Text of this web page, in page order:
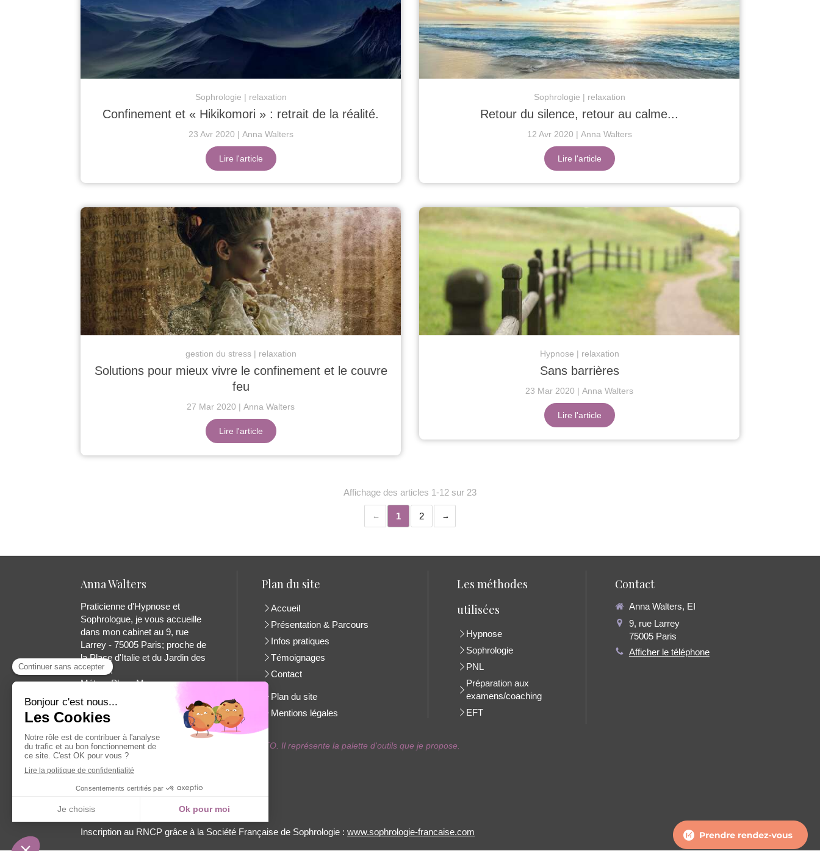
Sophrologie relaxation
Confinement et « Hikikomori » : retrait de la réalité.
23 Avr 2020 Anna Walters
Lire l'article
Sophrologie relaxation
Retour du silence, retour au calme...
12 Avr 2020 Anna Walters
Lire l'article
gestion du stress relaxation
Solutions pour mieux vivre le confinement et le couvre
feu
27 Mar 2020 Anna Walters
Lire l'article
Hypnose relaxation
Sans barrières
23 Mar 2020 Anna Walters
Lire l'article
Affichage des articles 1-12 sur 23
1 2
Anna Walters
Praticienne d'Hypnose et
Sophrologue, je vous accueille
dans mon cabinet au 9, rue
Larrey - 75005 Paris; proche de
la Place d'Italie et du Jardin des
Plantes.
Métro : Place Monge
Prendre rendez-vous
Plan du site
Accueil
Présentation & Parcours
Infos pratiques
Témoignages
Contact
Plan du site
Mentions légales
Les méthodes
utilisées
Hypnose
Sophrologie
PNL
Préparation aux
examens/coaching
EFT
Contact
Anna Walters, EI
9, rue Larrey
75005 Paris
Afficher le téléphone
Le logo de mon site a été élaboré par Clio SZE TO. Il représente la palette d'outils que je propose.
Inscription au RNCP grâce à la Société Française de Sophrologie : www.sophrologie-francaise.com